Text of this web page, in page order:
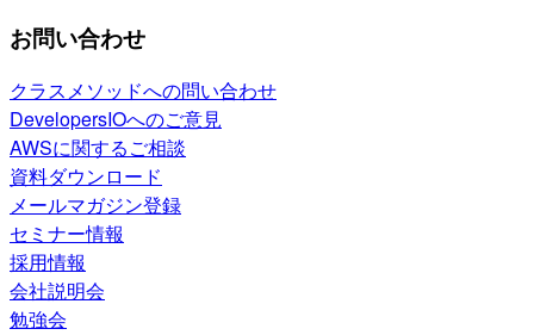
お問い合わせ
クラスメソッドへの問い合わせ
DevelopersIOへのご意見
AWSに関するご相談
資料ダウンロード
メールマガジン登録
セミナー情報
採用情報
会社説明会
勉強会